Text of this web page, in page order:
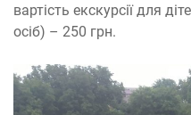
вартість екскурсії для
осіб) – 250 грн.